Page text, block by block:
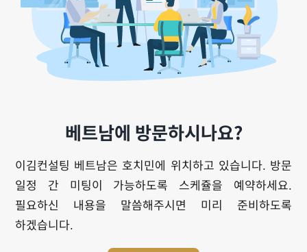
베트남에 방문하시나요?
이김컨설팅 베트남은 호치민에 위치하고 있습니다. 방문
일정 간 미팅이 가능하도록 스케쥴을 예약하세요.
필요하신 내용을 말씀해주시면 미리 준비하도록
하겠습니다.